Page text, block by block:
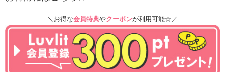
＼お得な会員特典やクーポンが利用可能☆／